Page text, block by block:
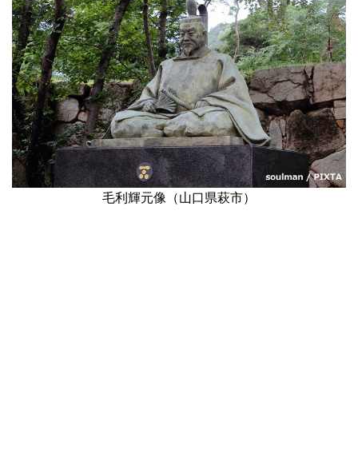
毛利輝元像（山口県萩市）